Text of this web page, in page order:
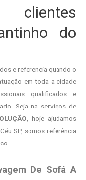
do
e referencia quando o
em toda a cidade
qualificados e
Seja na serviços de
, hoje ajudamos
SP, somos referência
De Sofá A